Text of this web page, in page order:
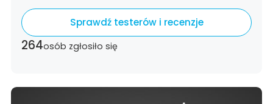
Czech Republic,Germany,Denmark,
Dominican Republic,Algeria,Ecuador,
Estonia,Spain,Ethiopia,Finland,France,
United Kingdom,Greece,
Sprawdź testerów i recenzje
264osób zgłosiło się